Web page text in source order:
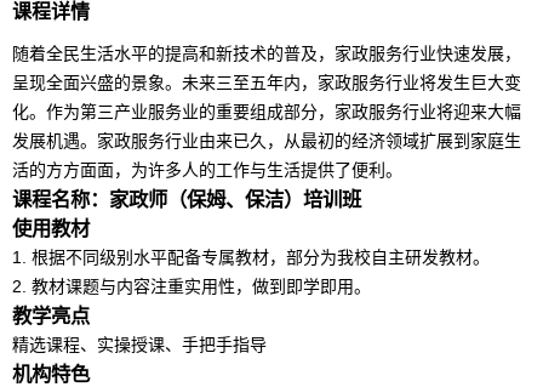
课程详情
随着全民生活水平的提高和新技术的普及， 家政服务行业快速发展，
呈现全面兴盛的景象。未来三至五年内，家政服务行业将发生巨大变
化。作为第三产业服务业的重要组成部分，家政服务行业将迎来大幅
发展机遇。家政服务行业由来已久，从最初的经济领域扩展到家庭生
活的方方面面，为许多人的工作与生活提供了便利。
课程名称：家政师（保姆、保洁）培训班
使用教材
1. 根据不同级别水平配备专属教材，部分为我校自主研发教材。
2. 教材课题与内容注重实用性，做到即学即用。
教学亮点
精选课程、实操授课、手把手指导
机构特色